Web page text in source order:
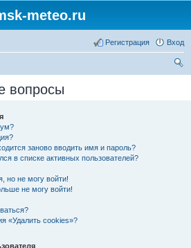
meteo.ru
Вход
Регистрация
вопросы
заново вводить имя и пароль?
в списке активных пользователей?
но не могу войти!
не могу войти!
«Удалить cookies»?